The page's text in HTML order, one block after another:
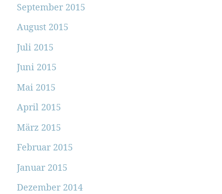
September 2015
August 2015
Juli 2015
Juni 2015
Mai 2015
April 2015
März 2015
Februar 2015
Januar 2015
Dezember 2014